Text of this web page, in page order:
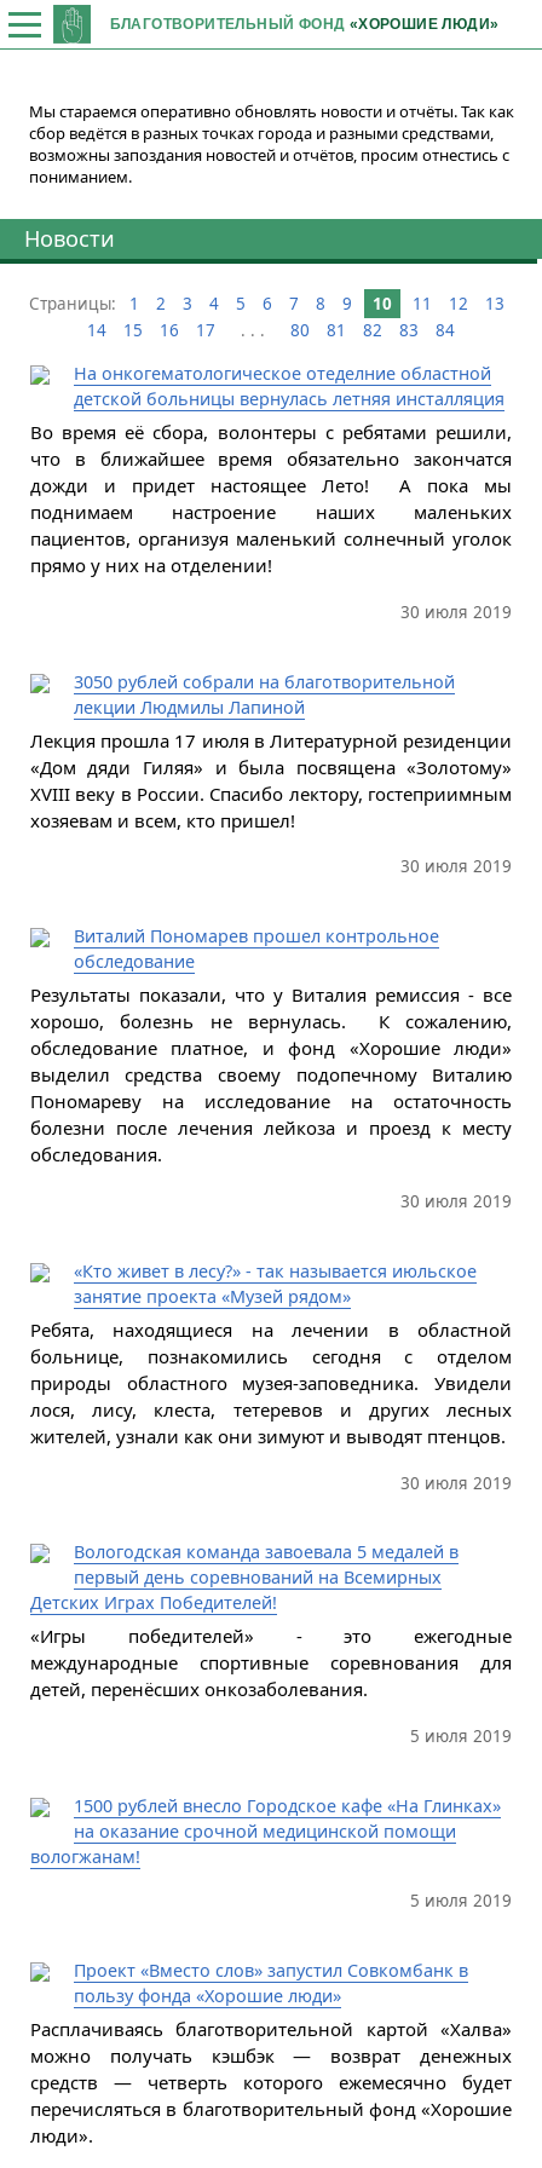
БЛАГОТВОРИТЕЛЬНЫЙ ФОНД «ХОРОШИЕ ЛЮДИ»
Мы стараемся оперативно обновлять новости и отчёты. Так как
сбор ведётся в разных точках города и разными средствами,
возможны запоздания новостей и отчётов, просим отнестись с
пониманием.
Новости
Страницы: 1 2 3 4 5 6 7 8 9 10 11 12
13
14
15 16 17 . . . 80 81 82 83 84
На онкогематологическое отеделние областной
детской больницы вернулась летняя инсталляция
Во время её сбора, волонтеры с ребятами решили,
что в ближайшее время обязательно закончатся
дожди и придет настоящее Лето! А пока мы
поднимаем настроение наших маленьких
пациентов, организуя маленький солнечный уголок
прямо у них на отделении!
30 июля 2019
3050 рублей собрали на благотворительной
лекции Людмилы Лапиной
Лекция прошла 17 июля в Литературной резиденции
«Дом дяди Гиляя» и была посвящена «Золотому»
XVIII веку в России. Спасибо лектору, гостеприимным
хозяевам и всем, кто пришел!
30 июля 2019
Виталий Пономарев прошел контрольное
обследование
Результаты показали, что у Виталия ремиссия - все
хорошо, болезнь не вернулась. К сожалению,
обследование платное, и фонд «Хорошие люди»
выделил средства своему подопечному Виталию
Пономареву на исследование на остаточность
болезни после лечения лейкоза и проезд к месту
обследования.
30 июля 2019
«Кто живет в лесу?» - так называется июльское
занятие проекта «Музей рядом»
Ребята, находящиеся на лечении в областной
больнице, познакомились сегодня с отделом
природы областного музея-заповедника. Увидели
лося, лису, клеста, тетеревов и других лесных
жителей, узнали как они зимуют и выводят птенцов.
30 июля 2019
Вологодская команда завоевала 5 медалей в
первый день соревнований на Всемирных
Детских Играх Победителей!
«Игры победителей» - это ежегодные
международные спортивные соревнования для
детей, перенёсших онкозаболевания.
5 июля 2019
1500 рублей внесло Городское кафе «На Глинках»
на оказание срочной медицинской помощи
вологжанам!
5 июля 2019
Проект «Вместо слов» запустил Совкомбанк в
пользу фонда «Хорошие люди»
Расплачиваясь благотворительной картой «Халва»
можно получать кэшбэк — возврат денежных
средств — четверть которого ежемесячно будет
перечисляться в благотворительный фонд «Хорошие
люди».